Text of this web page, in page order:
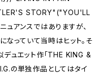
STORY"("YOU'LL
アンスではありますが、
なっていて当時はヒット。そ
ュエット作「THE KING &
の単独作品としてはタイ